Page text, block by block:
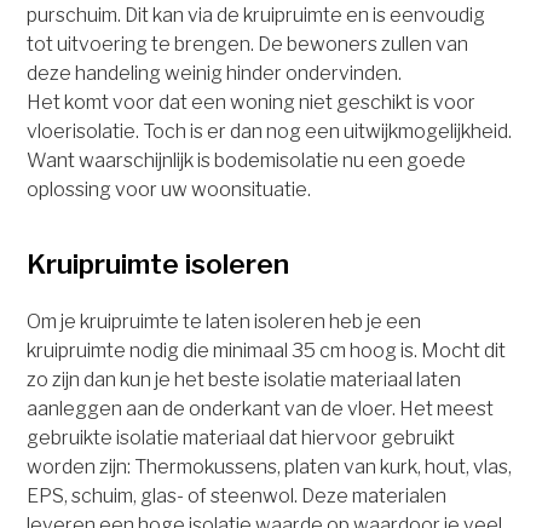
purschuim. Dit kan via de kruipruimte en is eenvoudig
tot uitvoering te brengen. De bewoners zullen van
deze handeling weinig hinder ondervinden.
Het komt voor dat een woning niet geschikt is voor
vloerisolatie. Toch is er dan nog een uitwijkmogelijkheid.
Want waarschijnlijk is bodemisolatie nu een goede
oplossing voor uw woonsituatie.
Kruipruimte isoleren
Om je kruipruimte te laten isoleren heb je een
kruipruimte nodig die minimaal 35 cm hoog is. Mocht dit
zo zijn dan kun je het beste isolatie materiaal laten
aanleggen aan de onderkant van de vloer. Het meest
gebruikte isolatie materiaal dat hiervoor gebruikt
worden zijn: Thermokussens, platen van kurk, hout, vlas,
EPS, schuim, glas- of steenwol. Deze materialen